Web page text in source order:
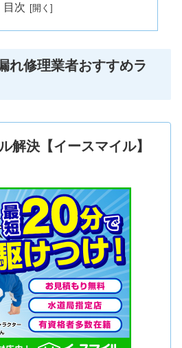
目次
れ修理業者おすすめラ
解決【イースマイル】